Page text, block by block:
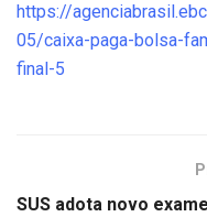
https://
05/caixa-paga-bolsa-
final-5
SUS adota novo